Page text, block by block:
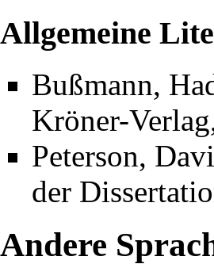
Allgemeine
Bußmann,
Kröner-
Peterson,
der
Andere